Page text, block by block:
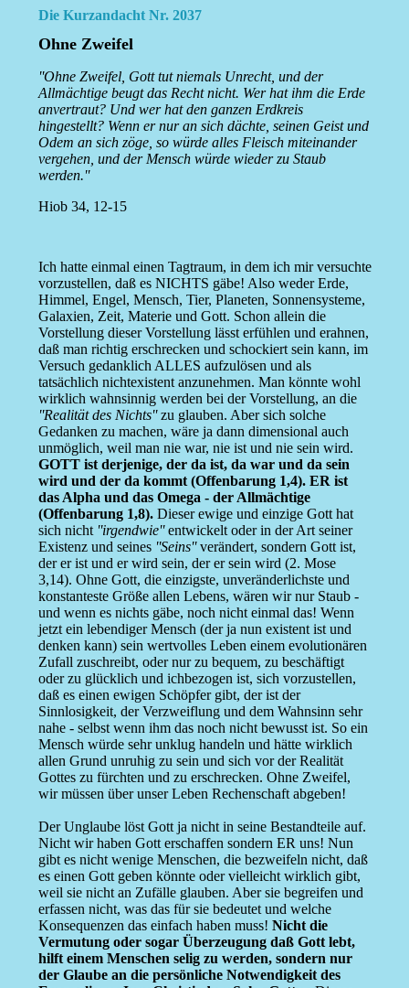
Die Kurzandacht Nr. 2037
Ohne Zweifel
''Ohne Zweifel, Gott tut niemals Unrecht, und der
Allmächtige beugt das Recht nicht. Wer hat ihm die Erde
anvertraut? Und wer hat den ganzen Erdkreis
hingestellt? Wenn er nur an sich dächte, seinen Geist und
Odem an sich zöge, so würde alles Fleisch miteinander
vergehen, und der Mensch würde wieder zu Staub
werden.''
Hiob 34, 12-15
Ich hatte einmal einen Tagtraum, in dem ich mir versuchte
vorzustellen, daß es NICHTS gäbe! Also weder Erde,
Himmel, Engel, Mensch, Tier, Planeten, Sonnensysteme,
Galaxien, Zeit, Materie und Gott. Schon allein die
Vorstellung dieser Vorstellung lässt erfühlen und erahnen,
daß man richtig erschrecken und schockiert sein kann, im
Versuch gedanklich ALLES aufzulösen und als
tatsächlich nichtexistent anzunehmen. Man könnte wohl
wirklich wahnsinnig werden bei der Vorstellung, an die
''Realität des Nichts''zu glauben. Aber sich solche
Gedanken zu machen, wäre ja dann dimensional auch
unmöglich, weil man nie war, nie ist und nie sein wird.
GOTT ist derjenige, der da ist, da war und da sein
wird und der da kommt (Offenbarung 1,4). ER ist
das Alpha und das Omega - der Allmächtige
(Offenbarung 1,8).Dieser ewige und einzige Gott hat
sich nicht ''irgendwie''entwickelt oder in der Art seiner
Existenz und seines ''Seins''verändert, sondern Gott ist,
der er ist und er wird sein, der er sein wird (2. Mose
3,14). Ohne Gott, die einzigste, unveränderlichste und
konstanteste Größe allen Lebens, wären wir nur Staub -
und wenn es nichts gäbe, noch nicht einmal das! Wenn
jetzt ein lebendiger Mensch (der ja nun existent ist und
denken kann) sein wertvolles Leben einem evolutionären
Zufall zuschreibt, oder nur zu bequem, zu beschäftigt
oder zu glücklich und ichbezogen ist, sich vorzustellen,
daß es einen ewigen Schöpfer gibt, der ist der
Sinnlosigkeit, der Verzweiflung und dem Wahnsinn sehr
nahe - selbst wenn ihm das noch nicht bewusst ist. So ein
Mensch würde sehr unklug handeln und hätte wirklich
allen Grund unruhig zu sein und sich vor der Realität
Gottes zu fürchten und zu erschrecken. Ohne Zweifel,
wir müssen über unser Leben Rechenschaft abgeben!
Der Unglaube löst Gott ja nicht in seine Bestandteile auf.
Nicht wir haben Gott erschaffen sondern ER uns! Nun
gibt es nicht wenige Menschen, die bezweifeln nicht, daß
es einen Gott geben könnte oder vielleicht wirklich gibt,
weil sie nicht an Zufälle glauben. Aber sie begreifen und
erfassen nicht, was das für sie bedeutet und welche
Konsequenzen das einfach haben muss! Nicht die
Vermutung oder sogar Überzeugung daß Gott lebt,
hilft einem Menschen selig zu werden, sondern nur
der Glaube an die persönliche Notwendigkeit des